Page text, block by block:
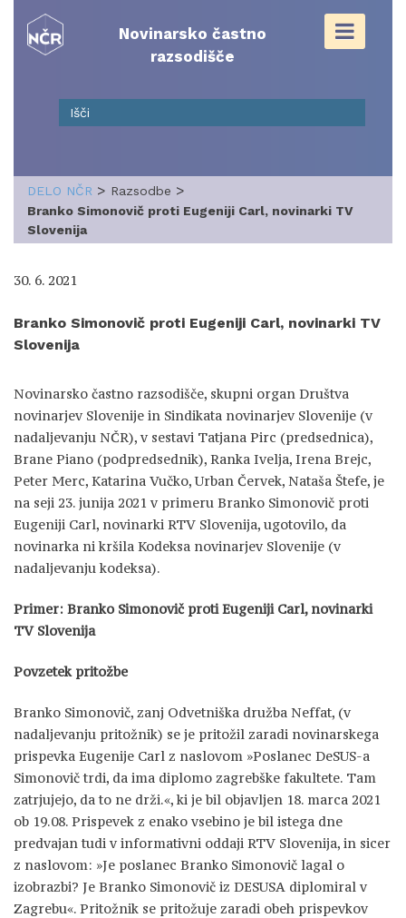
content
Novinarsko častno
razsodišče
DELO NČR > Razsodbe >
Branko Simonovič proti Eugeniji Carl, novinarki TV
Slovenija
30. 6. 2021
Branko Simonovič proti Eugeniji Carl, novinarki TV
Slovenija
Novinarsko častno razsodišče, skupni organ Društva
novinarjev Slovenije in Sindikata novinarjev Slovenije (v
nadaljevanju NČR), v sestavi Tatjana Pirc (predsednica),
Brane Piano (podpredsednik), Ranka Ivelja, Irena Brejc,
Peter Merc, Katarina Vučko, Urban Červek, Nataša Štefe, je
na seji 23. junija 2021 v primeru Branko Simonovič proti
Eugeniji Carl, novinarki RTV Slovenija, ugotovilo, da
novinarka ni kršila Kodeksa novinarjev Slovenije (v
nadaljevanju kodeksa).
Primer: Branko Simonovič proti Eugeniji Carl, novinarki
TV Slovenija
Povzetek pritožbe
Branko Simonovič, zanj Odvetniška družba Neffat, (v
nadaljevanju pritožnik) se je pritožil zaradi novinarskega
prispevka Eugenije Carl z naslovom »Poslanec DeSUS-a
Simonovič trdi, da ima diplomo zagrebške fakultete. Tam
zatrjujejo, da to ne drži.«, ki je bil objavljen 18. marca 2021
ob 19.08. Prispevek z enako vsebino je bil istega dne
predvajan tudi v informativni oddaji RTV Slovenija, in sicer
z naslovom: »Je poslanec Branko Simonovič lagal o
izobrazbi? Je Branko Simonovič iz DESUSA diplomiral v
Zagrebu«. Pritožnik se pritožuje zaradi obeh prispevkov